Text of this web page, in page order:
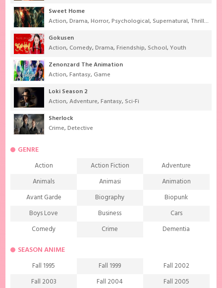
Sweet Home
Action,Drama,Horror,Psychological, Supernatural, Thriller
Gokusen
Action, Comedy,Drama,Friendship, School,Youth
Zenonzard The Animation
Action,Fantasy, Game
Loki Season 2
Action,Adventure,Fantasy, Sci-Fi
Sherlock
Crime,Detective
GENRE
Action Action Fiction
Adventure
Animals
Animasi
Animation
Avant Garde
Biography
Biopunk
Boys Love
Business
Cars
Comedy
Crime
Dementia
Demons
Drama
Ecchi
Extreme sports
Family
Fantasy
Food
SEASON ANIME
Fall 1995 Fall 1999
Fall 2002
Fall 2003
Fall 2004 Fall 2005